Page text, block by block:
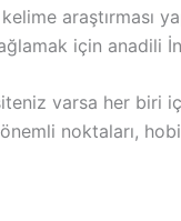
araştırması
için
varsa her biri
noktaları,